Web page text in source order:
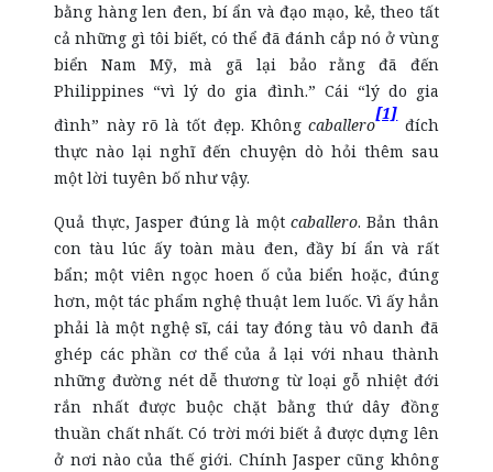
bằng hàng len đen, bí ẩn và đạo mạo, kẻ, theo tất
cả những gì tôi biết, có thể đã đánh cắp nó ở vùng
biển Nam Mỹ, mà gã lại bảo rằng đã đến
Philippines “vì lý do gia đình.” Cái “lý do gia
đình” này rõ là tốt đẹp. Khôngcaballero
[1]
đích
thực nào lại nghĩ đến chuyện dò hỏi thêm sau
một lời tuyên bố như vậy.
Quả thực, Jasper đúng là mộtcaballero. Bản thân
con tàu lúc ấy toàn màu đen, đầy bí ẩn và rất
bẩn; một viên ngọc hoen ố của biển hoặc, đúng
hơn, một tác phẩm nghệ thuật lem luốc. Vì ấy hẳn
phải là một nghệ sĩ, cái tay đóng tàu vô danh đã
ghép các phần cơ thể của ả lại với nhau thành
những đường nét dễ thương từ loại gỗ nhiệt đới
rắn nhất được buộc chặt bằng thứ dây đồng
thuần chất nhất. Có trời mới biết ả được dựng lên
ở nơi nào của thế giới. Chính Jasper cũng không